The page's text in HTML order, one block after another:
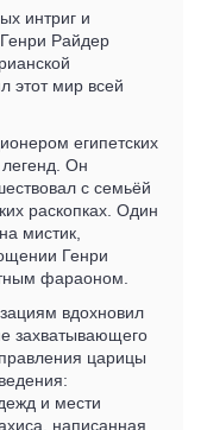
интриг и
Райдер
этот мир всей
египетских
легенд. Он
с семьёй
раскопках. Один
мистик,
Генри
фараоном.
вдохновил
захватывающего
царицы
и мести
написанная